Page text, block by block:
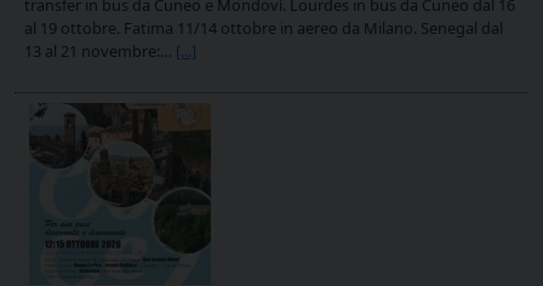
transfer in bus da Cuneo e Mondovì. Lourdes in bus da Cuneo dal 16
al 19 ottobre. Fatima 11/14 ottobre in aereo da Milano. Senegal dal
13 al 21 novembre:… [...]